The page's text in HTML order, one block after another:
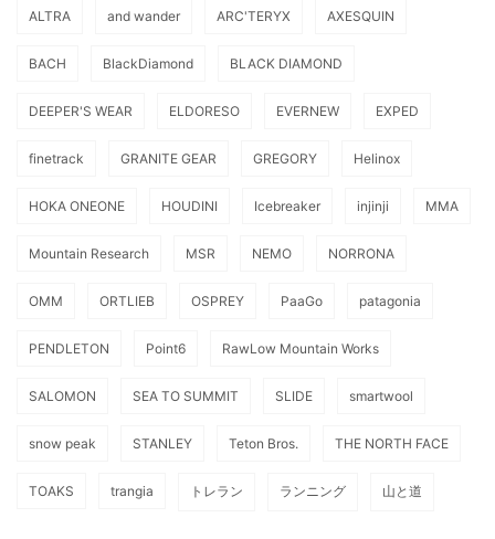
ALTRA and wander ARC'TERYX AXESQUIN
BACH BlackDiamond BLACK DIAMOND
DEEPER'S WEAR ELDORESO EVERNEW EXPED
finetrack GRANITE GEAR GREGORY Helinox
HOKA ONEONE HOUDINI Icebreaker injinji MMA
Mountain Research MSR NEMO NORRONA
OMM ORTLIEB OSPREY PaaGo patagonia
PENDLETON Point6 RawLow Mountain Works
SALOMON SEA TO SUMMIT SLIDE smartwool
snow peak STANLEY Teton Bros. THE NORTH FACE
TOAKS trangia トレラン ランニング 山と道